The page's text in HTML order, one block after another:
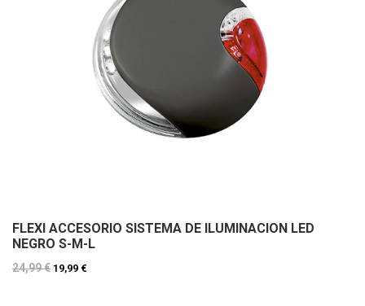
FLEXI ACCESORIO SISTEMA DE ILUMINACION LED
NEGRO S-M-L
24,99 € 19,99 €